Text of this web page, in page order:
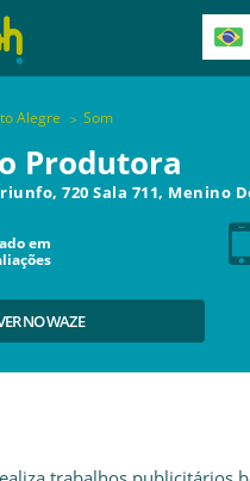
Alegre Som
Produtora
720 Sala 711, Menino
em
NO WAZE